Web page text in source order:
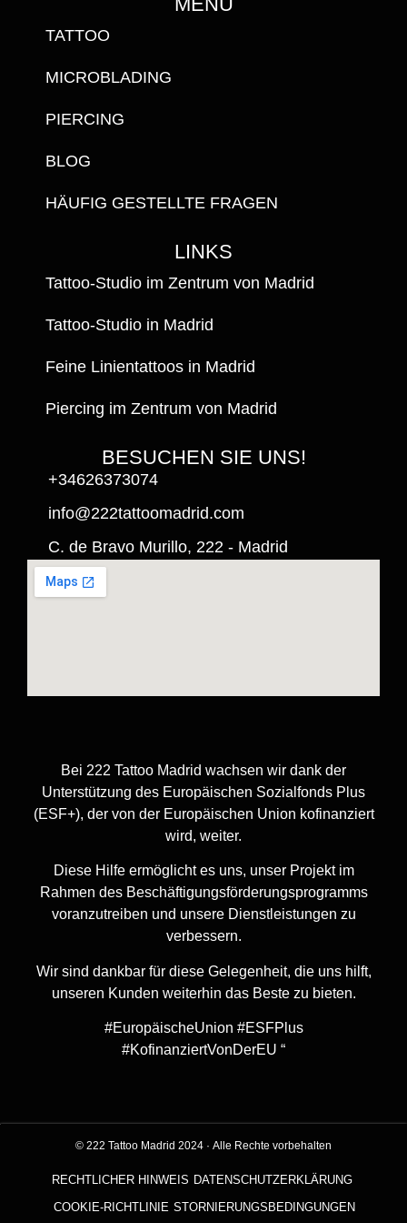
TATTOO
MICROBLADING
PIERCING
BLOG
HÄUFIG GESTELLTE FRAGEN
BESUCHEN SIE UNS!
+34626373074
info@222tattoomadrid.com
C. de Bravo Murillo, 222 - Madrid
LINKS
Tattoo-Studio im Zentrum von Madrid
Tattoo-Studio in Madrid
Feine Linientattoos in Madrid
Piercing im Zentrum von Madrid
Bei 222 Tattoo Madrid wachsen wir dank der
Unterstützung des Europäischen Sozialfonds Plus
(ESF+), der von der Europäischen Union kofinanziert
wird, weiter.
Diese Hilfe ermöglicht es uns, unser Projekt im
Rahmen des Beschäftigungsförderungsprogramms
voranzutreiben und unsere Dienstleistungen zu
verbessern.
Wir sind dankbar für diese Gelegenheit, die uns hilft,
unseren Kunden weiterhin das Beste zu bieten.
#EuropäischeUnion #ESFPlus
#KofinanziertVonDerEU “
© 222 Tattoo Madrid 2024 · Alle Rechte vorbehalten
RECHTLICHER HINWEIS DATENSCHUTZERKLÄRUNG
COOKIE-RICHTLINIE STORNIERUNGSBEDINGUNGEN